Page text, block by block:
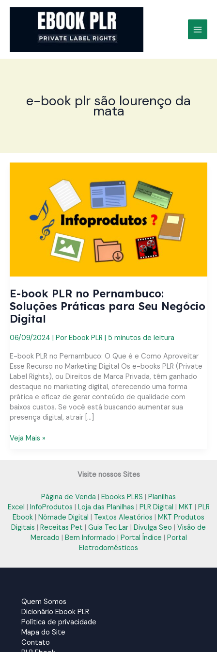
e-book plr são lourenço da
mata
E-book PLR no Pernambuco:
Soluções Práticas para Seu Negócio
Digital
06/09/2024 | Por Ebook PLR | 5 minutos de leitura
E-book PLR no Pernambuco: O Que é e Como Aproveitar
Esse Recurso no Marketing Digital Os e-books PLR (Private
Label Rights), ou Direitos de Marca Privada, têm ganhado
destaque no marketing digital, oferecendo uma forma
prática e eficaz de gerar conteúdo de qualidade com
baixos custos. Se você está buscando aumentar sua
presença digital, atrair […]
E-
para
Seu
Negócio
Veja Mais »
Visite nossos Sites
Página de Venda | Ebooks PLRS | Planilhas
Excel | InfoProdutos | Loja das Planilhas | PLR Digital | MKT | PLR
Ebook | Nômade Digital | Textos Aleatórios | MKT Produtos
Digitais | Receitas Pet | Guia Tec Lar | Divulga Seo | Visão de
Mercado | Bem Informado | Portal Índice | Portal
Eletrodomésticos
Quem Somos
Dicionário Ebook PLR
Política de privacidade
Mapa do Site
Contato